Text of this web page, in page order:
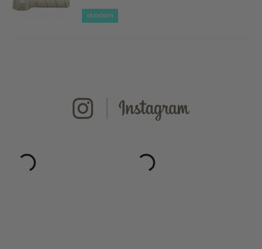
skladom